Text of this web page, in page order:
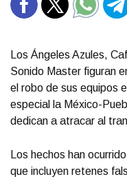
Los Ángeles Azules,
Sonido Master figuran
el robo de sus equipos
especial la México-
dedican a atracar al
Los hechos han
que incluyen retenes